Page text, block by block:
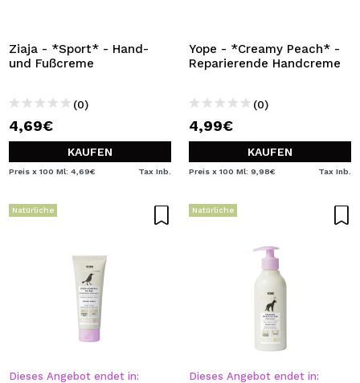
Ziaja - *Sport* - Hand-
und Fußcreme
(0)
4,69€
KAUFEN
Preis x 100 Ml: 4,69€ Tax Inb.
Yope - *Creamy Peach* -
Reparierende Handcreme
(0)
4,99€
KAUFEN
Preis x 100 Ml: 9,98€ Tax Inb.
Natürliche
Dieses Angebot endet in:
Natürliche
Dieses Angebot endet in: